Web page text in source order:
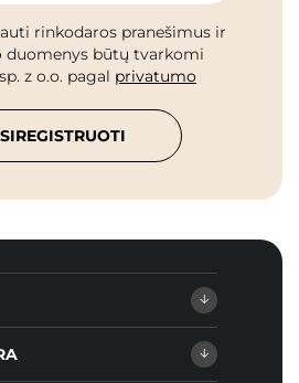
rinkodaros pranešimus ir
duomenys būtų tvarkomi
z o.o. pagal privatumo